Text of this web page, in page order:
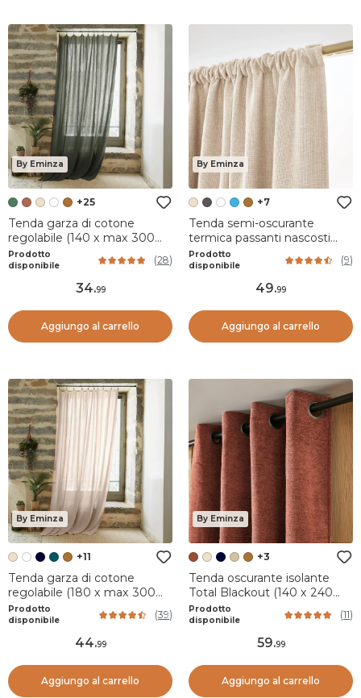
By Eminza
+25
Tenda garza di cotone
regolabile (140 x max 300
cm) Gaïa Verde rosmarino
Prodotto
disponibile
(28)
34.99
Aggiungo al carrello
By Eminza
+7
Tenda semi-oscurante
termica passanti nascosti
(140 x 240 cm) Alba Beige
grège
Prodotto
disponibile
(9)
49.99
Aggiungo al carrello
By Eminza
+11
Tenda garza di cotone
regolabile (180 x max 300
cm) Gaïa Beige pampa
Prodotto
disponibile
(39)
44.99
Aggiungo al carrello
By Eminza
+3
Tenda oscurante isolante
Total Blackout (140 x 240
cm) Magnus Terracotta
Prodotto
disponibile
(11)
59.99
Aggiungo al carrello